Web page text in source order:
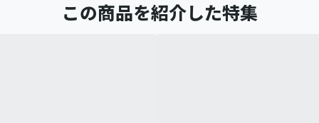
この商品を紹介した特集